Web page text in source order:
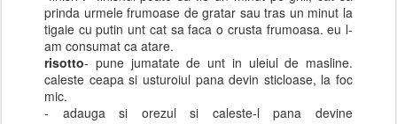
prinda urmele frumoase de gratar sau tras un minut la
tigaie cu putin unt cat sa faca o crusta frumoasa. eu l-
am consumat ca atare.
risotto- pune jumatate de unt in uleiul de masline.
caleste ceapa si usturoiul pana devin sticloase, la foc
mic.
- adauga si orezul si caleste-l pana devine